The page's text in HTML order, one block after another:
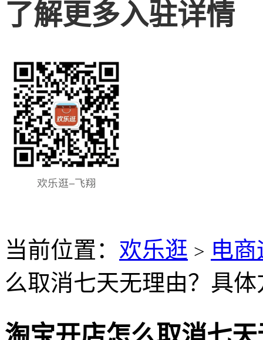
了解更多入驻详情
当前位置： 欢乐逛 > 电
么取消七天无理由？具